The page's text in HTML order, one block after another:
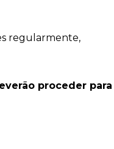
regularmente,
proceder para